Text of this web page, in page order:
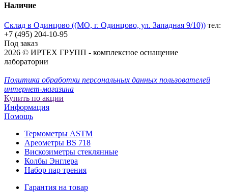
Наличие
Склад в Одинцово ((МО, г. Одинцово, ул. Западная 9/10)) тел:
+7 (495) 204-10-95
Под заказ
2026 © ИРТЕХ ГРУПП - комплексное оснащение
лаборатории
Политика обработки персональных данных пользователей
интернет-магазина
Купить по акции
Информация
Помощь
Термометры ASTM
Ареометры BS 718
Вискозиметры стеклянные
Колбы Энглера
Набор пар трения
Гарантия на товар